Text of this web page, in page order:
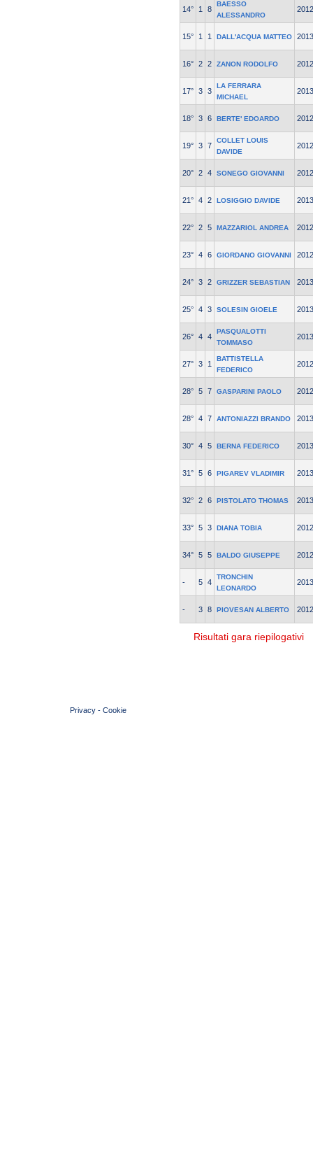
14° 1 8
BAESSO
ALESSANDRO
2012
15° 1 1 DALL'ACQUA MATTEO 2013
16° 2 2 ZANON RODOLFO 2012
17° 3 3
LA FERRARA
MICHAEL
2013
18° 3 6 BERTE' EDOARDO 2012
19° 3 7
COLLET LOUIS
DAVIDE
2012
20° 2 4 SONEGO GIOVANNI 2012
21° 4 2 LOSIGGIO DAVIDE 2013
22° 2 5 MAZZARIOL ANDREA 2012
23° 4 6 GIORDANO GIOVANNI 2012
24° 3 2 GRIZZER SEBASTIAN 2013
25° 4 3 SOLESIN GIOELE 2013
26° 4 4
PASQUALOTTI
TOMMASO
2013
27° 3 1
BATTISTELLA
FEDERICO
2012
28° 5 7 GASPARINI PAOLO 2012
28° 4 7 ANTONIAZZI BRANDO 2013
30° 4 5 BERNA FEDERICO 2013
31° 5 6 PIGAREV VLADIMIR 2013
32° 2 6 PISTOLATO THOMAS 2013
33° 5 3 DIANA TOBIA 2012
34° 5 5 BALDO GIUSEPPE 2012
- 5 4
TRONCHIN
LEONARDO
2013
- 3 8 PIOVESAN ALBERTO 2012
Risultati gara riepilogativi
Privacy - Cookie